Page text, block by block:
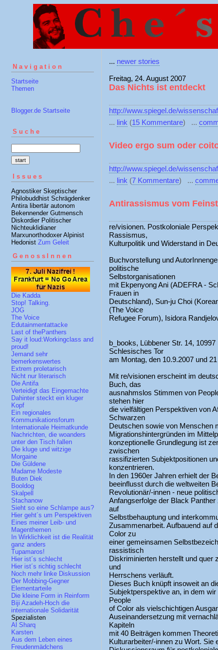
Navigation
Startseite
Themen
Blogger.de Startseite
Suche
Issues
Agnostiker Skeptischer
Philobuddhist Schrägdenker
Antira libertär autonom
Bekennender Gutmensch
Diskordier Politischer
Nichteuklidianer
Marxunorthodoxer Alpinist
Hedonist Zum Geleit
GenossInnen
Die Kadda
Stop! Talking.
JOG
The Voice
Edutainmentattacke
Last of thePanthers
Say it loud:Workingclass and
proud!
Jemand sehr
bemerkenswertes
Extrem proletarisch
Nicht nur literarisch
Die Antifa
Verteidigt das Eingemachte
Dahinter steckt ein kluger
Kopf
Ein regionales
Kommunikationsforum
Internationale Heimatkunde
Nachrichten, die woanders
unter den Tisch fallen
Die kluge und witzige
Morgaine
Die Güldene
Madame Modeste
Buten Diek
Booldog
Skalpell
Stachanow
Sieht so eine Schlampe aus?
Hier geht´s um Perspektiven
Eines meiner Leib- und
Magenthemen
In Wirklichkeit ist die Realität
ganz anders
Tupamaros!
Hier ist´s schlecht
Hier ist´s richtig schlecht
Noch mehr linke Diskussion
Der Mobbing-Gegner
Elementarteile
Die kleine Form in Reinform
Biji Azadeh-Hoch die
internationale Solidarität
Spezialisten
Al Sharq
Karsten
Aus dem Leben eines
Freudenmädchens
... newer stories
Freitag, 24. August 2007
Das Nichts ist entdeckt
http://www.spiegel.de/
... link (15 Kommentare) ...
Video ergo sum oder
http://www.spiegel.de/
... link (7 Kommentare) ...
Antirassismus vom
re/visionen. Postkoloniale
Rassismus,
Kulturpolitik und Widerstand in
Buchvorstellung und
politische
Selbstorganisationen
mit Ekpenyong Ani (ADEFRA -
Frauen in
Deutschland), Sun-ju Choi
(The Voice
Refugee Forum), Isidora
b_books, Lübbener Str. 14,
Schlesisches Tor
am Montag, den 10.9.2007 und
Mit re/visionen erscheint im
Buch, das
ausnahmslos Stimmen von
stehen hier
die vielfältigen Perspektiven von
Schwarzen
Deutschen sowie von Menschen
Migrationshintergründen im
konzeptionelle Grundlegung ist
zwischen
rassifizierten Subjektpositionen
konzentrieren.
In den 1960er Jahren erhielt der
beeinflusst durch die weltweiten
Revolutionär/-innen - neue
Anfangserfolge der Black
auf
Selbstbehauptung und
Zusammenarbeit. Aufbauend auf
Color zu
einer gemeinsamen
rassistisch
Diskriminierten herstellt und quer
und
Herrschens verläuft.
Dieses Buch knüpft insoweit an
Subjektperspektive an, in dem
People
of Color als vielschichtigen
Auseinandersetzung mit
Kapiteln
mit 40 Beiträgen kommen
Kulturarbeiter/-innen zu Wort. Sie